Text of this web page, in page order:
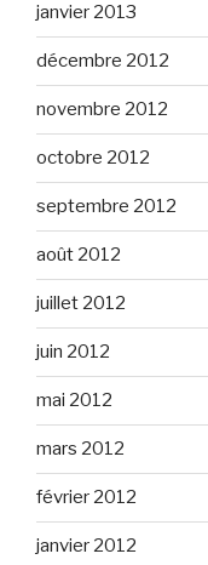
janvier 2013
décembre 2012
novembre 2012
octobre 2012
septembre 2012
août 2012
juillet 2012
juin 2012
mai 2012
mars 2012
février 2012
janvier 2012